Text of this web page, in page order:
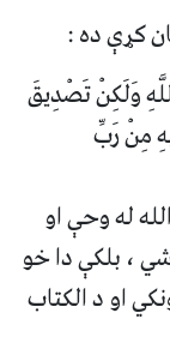
کړې ده :
وَلَكِنْ تَصْدِيقَ
مِنْ رَبِّ
له وحې او
، بلکې دا خو
او د الکتاب